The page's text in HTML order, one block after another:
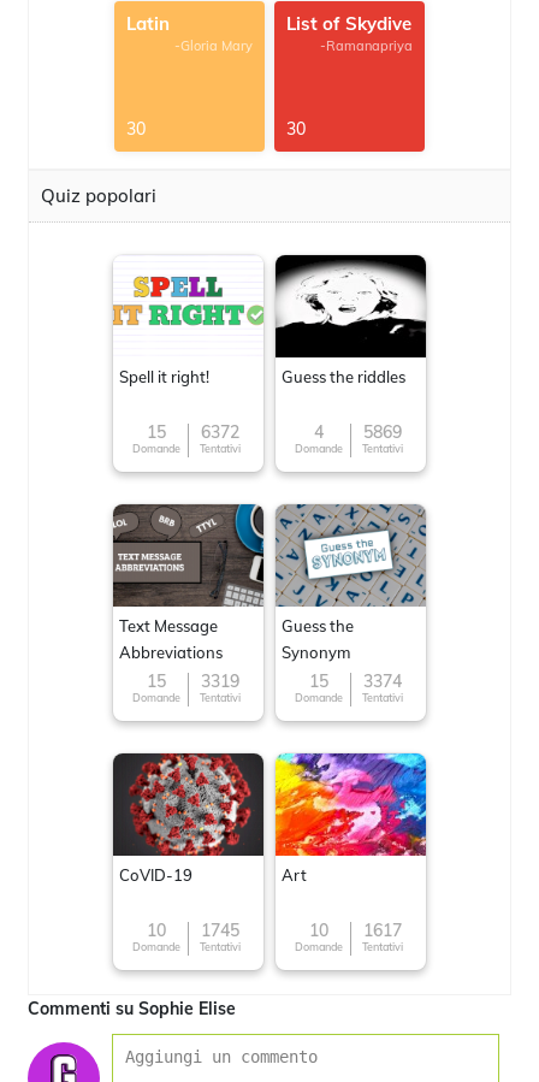
Latin
-Gloria Mary
30
List of Skydive
-Ramanapriya
30
Quiz popolari
Spell it right!
15
Domande
6372
Tentativi
Guess the riddles
4
Domande
5869
Tentativi
Text Message
Abbreviations
15
Domande
3319
Tentativi
Guess the
Synonym
15
Domande
3374
Tentativi
CoVID-19
10
Domande
1745
Tentativi
Art
10
Domande
1617
Tentativi
Commenti su Sophie Elise